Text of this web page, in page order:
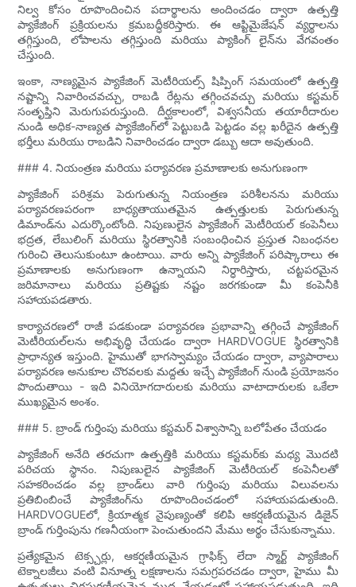
నిల్వ కోసం రూపొందించిన పదార్థాలను అందించడం ద్వారా ఉత్పత్తి
ప్యాకేజింగ్ ప్రక్రియలను క్రమబద్ధీకరిస్తారు. ఈ ఆప్టిమైజేషన్ వ్యర్థాలను
తగ్గిస్తుంది, లోపాలను తగ్గిస్తుంది మరియు ప్యాకింగ్ లైన్‌ను వేగవంతం
చేస్తుంది.
ఇంకా, నాణ్యమైన ప్యాకేజింగ్ మెటీరియల్స్ షిప్పింగ్ సమయంలో ఉత్పత్తి
నష్టాన్ని నివారించవచ్చు, రాబడి రేట్లను తగ్గించవచ్చు మరియు కస్టమర్
సంతృప్తిని మెరుగుపరుస్తుంది. దీర్ఘకాలంలో, విశ్వసనీయ తయారీదారుల
నుండి అధిక-నాణ్యత ప్యాకేజింగ్‌లో పెట్టుబడి పెట్టడం వల్ల ఖరీదైన ఉత్పత్తి
భర్తీలు మరియు రాబడిని నివారించడం ద్వారా డబ్బు ఆదా అవుతుంది.
### 4. నియంత్రణ మరియు పర్యావరణ ప్రమాణాలకు అనుగుణంగా
ప్యాకేజింగ్ పరిశ్రమ పెరుగుతున్న నియంత్రణ పరిశీలనను మరియు
పర్యావరణపరంగా బాధ్యతాయుతమైన ఉత్పత్తులకు పెరుగుతున్న
డిమాండ్‌ను ఎదుర్కొంటోంది. నిపుణులైన ప్యాకేజింగ్ మెటీరియల్ కంపెనీలు
భద్రత, లేబులింగ్ మరియు స్థిరత్వానికి సంబంధించిన ప్రస్తుత నిబంధనల
గురించి తెలుసుకుంటూ ఉంటాయి. వారు అన్ని ప్యాకేజింగ్ పరిష్కారాలు ఈ
ప్రమాణాలకు అనుగుణంగా ఉన్నాయని నిర్ధారిస్తారు, చట్టపరమైన
జరిమానాలు మరియు ప్రతిష్టకు నష్టం జరగకుండా మీ కంపెనీకి
సహాయపడతారు.
కార్యాచరణలో రాజీ పడకుండా పర్యావరణ ప్రభావాన్ని తగ్గించే ప్యాకేజింగ్
మెటీరియల్‌లను అభివృద్ధి చేయడం ద్వారా HARDVOGUE స్థిరత్వానికి
ప్రాధాన్యత ఇస్తుంది. హైముతో భాగస్వామ్యం చేయడం ద్వారా, వ్యాపారాలు
పర్యావరణ అనుకూల చొరవలకు మద్దతు ఇచ్చే ప్యాకేజింగ్ నుండి ప్రయోజనం
పొందుతాయి - ఇది వినియోగదారులకు మరియు వాటాదారులకు ఒకేలా
ముఖ్యమైన అంశం.
### 5. బ్రాండ్ గుర్తింపు మరియు కస్టమర్ విశ్వాసాన్ని బలోపేతం చేయడం
ప్యాకేజింగ్ అనేది తరచుగా ఉత్పత్తికి మరియు కస్టమర్‌కు మధ్య మొదటి
పరిచయ స్థానం. నిపుణులైన ప్యాకేజింగ్ మెటీరియల్ కంపెనీలతో
సహకరించడం వల్ల బ్రాండ్‌లు వారి గుర్తింపు మరియు విలువలను
ప్రతిబింబించే ప్యాకేజింగ్‌ను రూపొందించడంలో సహాయపడుతుంది.
HARDVOGUEలో, క్రియాత్మక నైపుణ్యంతో కలిపి ఆకర్షణీయమైన డిజైన్
బ్రాండ్ గుర్తింపును గణనీయంగా పెంచుతుందని మేము అర్థం చేసుకున్నాము.
ప్రత్యేకమైన టెక్స్చర్లు, ఆకర్షణీయమైన గ్రాఫిక్స్ లేదా స్మార్ట్ ప్యాకేజింగ్
టెక్నాలజీలు వంటి వినూత్న లక్షణాలను సమగ్రపరచడం ద్వారా, హైము మీ